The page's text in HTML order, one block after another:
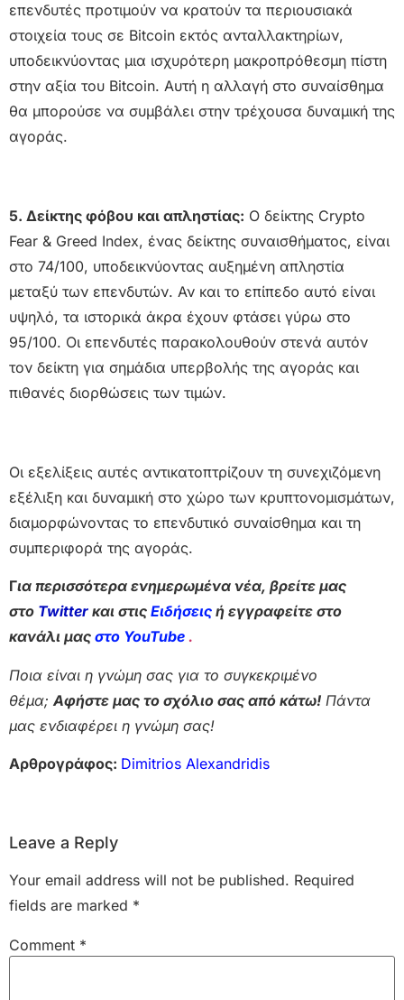
επενδυτές προτιμούν να κρατούν τα περιουσιακά
στοιχεία τους σε Bitcoin εκτός ανταλλακτηρίων,
υποδεικνύοντας μια ισχυρότερη μακροπρόθεσμη πίστη
στην αξία του Bitcoin. Αυτή η αλλαγή στο συναίσθημα
θα μπορούσε να συμβάλει στην τρέχουσα δυναμική της
αγοράς.
5. Δείκτης φόβου και απληστίας: Ο δείκτης Crypto
Fear & Greed Index, ένας δείκτης συναισθήματος, είναι
στο 74/100, υποδεικνύοντας αυξημένη απληστία
μεταξύ των επενδυτών. Αν και το επίπεδο αυτό είναι
υψηλό, τα ιστορικά άκρα έχουν φτάσει γύρω στο
95/100. Οι επενδυτές παρακολουθούν στενά αυτόν
τον δείκτη για σημάδια υπερβολής της αγοράς και
πιθανές διορθώσεις των τιμών.
Οι εξελίξεις αυτές αντικατοπτρίζουν τη συνεχιζόμενη
εξέλιξη και δυναμική στο χώρο των κρυπτονομισμάτων,
διαμορφώνοντας το επενδυτικό συναίσθημα και τη
συμπεριφορά της αγοράς.
Για περισσότερα ενημερωμένα νέα, βρείτε μας
στο Twitter και στις Ειδήσεις ή εγγραφείτε στο
κανάλι μας στο YouTube .
Ποια είναι η γνώμη σας για το συγκεκριμένο
θέμα; Αφήστε μας το σχόλιο σας από κάτω! Πάντα
μας ενδιαφέρει η γνώμη σας!
Αρθρογράφος: Dimitrios Alexandridis
Leave a Reply
Your email address will not be published. Required
fields are marked *
Comment *